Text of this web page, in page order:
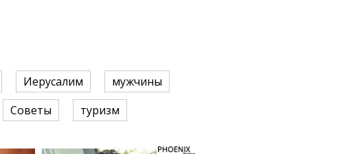
Иерусалим
мужчины
Советы туризм